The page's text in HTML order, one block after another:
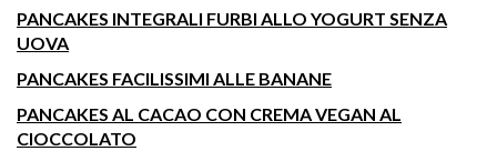
PANCAKES INTEGRALI FURBI ALLO YOGURT SENZA
UOVA
PANCAKES FACILISSIMI ALLE BANANE
PANCAKES AL CACAO CON CREMA VEGAN AL
CIOCCOLATO